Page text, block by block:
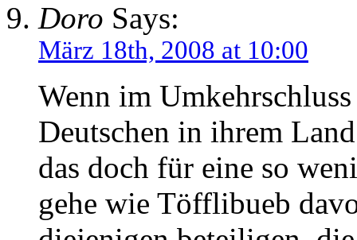
Doro Says:
März 18th, 2008 at 10:00
Wenn im
Deutschen in ihrem
das doch für eine so
gehe wie Töfflibueb